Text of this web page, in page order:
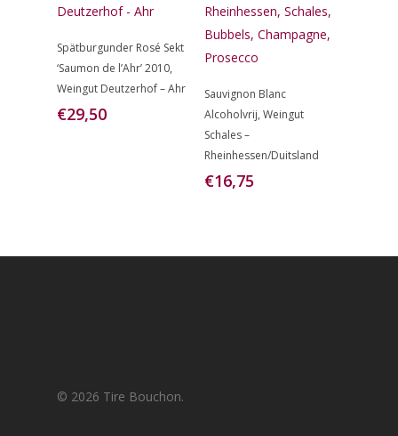
Toevoegen
Aan
Winkelwagen
Spätburgunder Rosé Sekt
‘Saumon de l’Ahr’ 2010,
Weingut Deutzerhof – Ahr
€29,50
Toevoegen
Aan
Winkelwagen
Sauvignon Blanc
Alcoholvrij, Weingut
Schales –
Rheinhessen/Duitsland
€16,75
© 2026 Tire Bouchon.